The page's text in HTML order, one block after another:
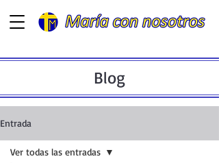
Blog
Entrada
Ver todas las entradas